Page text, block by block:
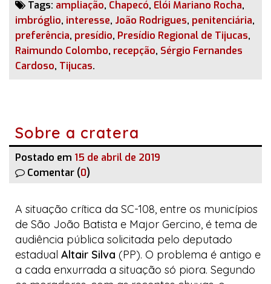
Tags: ampliação, Chapecó, Elói Mariano Rocha,
imbróglio, interesse, João Rodrigues, penitenciária,
preferência, presídio, Presídio Regional de Tijucas,
Raimundo Colombo, recepção, Sérgio Fernandes
Cardoso, Tijucas.
Sobre a cratera
Postado em 15 de abril de 2019
Comentar (0)
A situação crítica da SC-108, entre os municípios
de São João Batista e Major Gercino, é tema de
audiência pública solicitada pelo deputado
estadual Altair Silva (PP). O problema é antigo e
a cada enxurrada a situação só piora. Segundo